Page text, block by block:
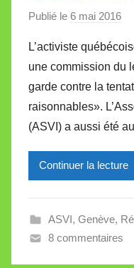
Publié le 6 mai 2016
r
M
i
r
e
l
l
V
a
L’activiste
une commission du
garde contre la
raisonnables».
(ASVI) a aussi été
Continuer la lecture
ASVI, Genève,
8 commentaires